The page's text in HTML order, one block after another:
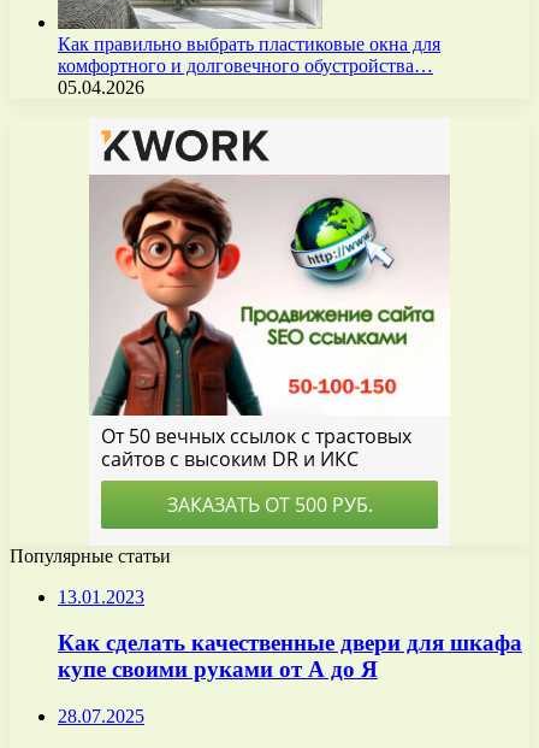
Как правильно выбрать пластиковые окна для
комфортного и долговечного обустройства…
05.04.2026
Популярные статьи
13.01.2023
Как сделать качественные двери для шкафа
купе своими руками от А до Я
28.07.2025